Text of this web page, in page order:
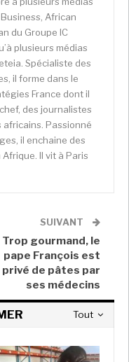
mois, si ce n’est
ce natif de
sorties ici et là au
à entamer une
partie des
proviennent du
le Bénin entretient
De nombreux
son actuel
la pâte pour Aïvo.
du géant voisin au
African
du Groupe IC
plusieurs médias
Spécialiste des
il forme dans le
France dont il
des journalistes
africains. Passionné
il enchaine des
Il vit à Paris
SUIVANT
Trop gourmand, le
pape François est
privé de pâtes par
ses médecins
Tout